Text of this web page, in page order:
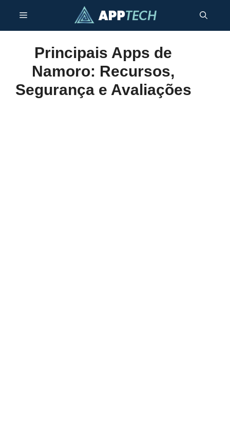
content
Menu
Principais Apps de
Namoro: Recursos,
Segurança e Avaliações